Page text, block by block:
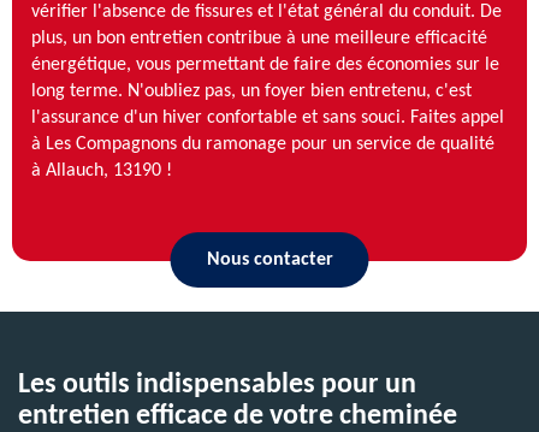
vérifier l'absence de fissures et l'état général du conduit. De
plus, un bon entretien contribue à une meilleure efficacité
énergétique, vous permettant de faire des économies sur le
long terme. N'oubliez pas, un foyer bien entretenu, c'est
l'assurance d'un hiver confortable et sans souci. Faites appel
à Les Compagnons du ramonage pour un service de qualité
à Allauch, 13190 !
Nous contacter
Les outils indispensables pour un
entretien efficace de votre cheminée